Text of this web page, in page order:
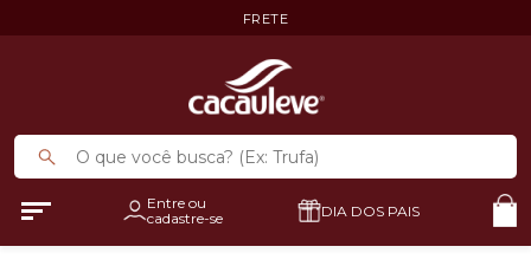
FRETE
Entre ou
cadastre-se
DIA DOS PAIS